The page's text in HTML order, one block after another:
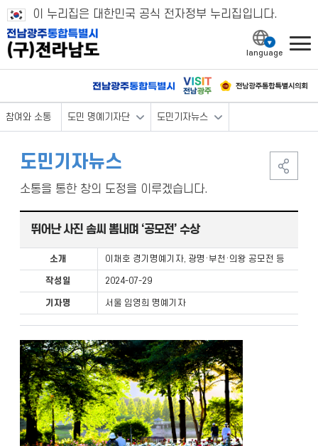
이 누리집은 대한민국 공식 전자정부 누리집입니다.
참여와 소통 도민 명예기자단 도민기자뉴스
도민기자뉴스
소통을 통한 창의 도정을 이루겠습니다.
뛰어난 사진 솜씨 뽐내며 ‘공모전’ 수상
소개 이채호 경기명예기자, 광명·부천·의왕 공모전 등
작성일 2024-07-29
기자명 서울 임영희 명예기자